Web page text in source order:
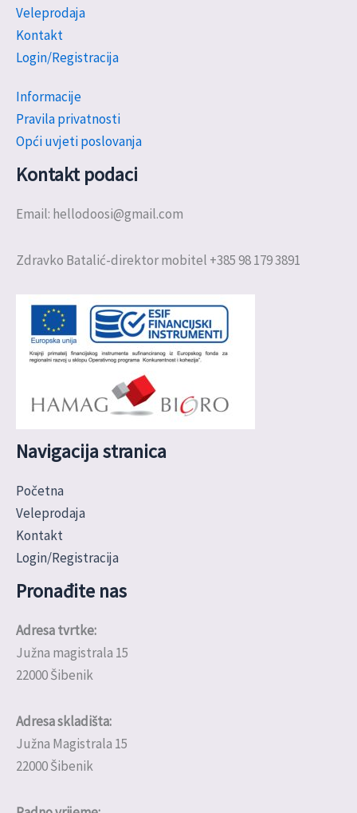
Veleprodaja
Kontakt
Login/Registracija
Informacije
Pravila privatnosti
Opći uvjeti poslovanja
Kontakt podaci
Email: hellodoosi@gmail.com
Zdravko Batalić-direktor mobitel +385 98 179 3891
Navigacija stranica
Početna
Veleprodaja
Kontakt
Login/Registracija
Pronađite nas
Adresa tvrtke:
Južna magistrala 15
22000 Šibenik
Adresa skladišta:
Južna Magistrala 15
22000 Šibenik